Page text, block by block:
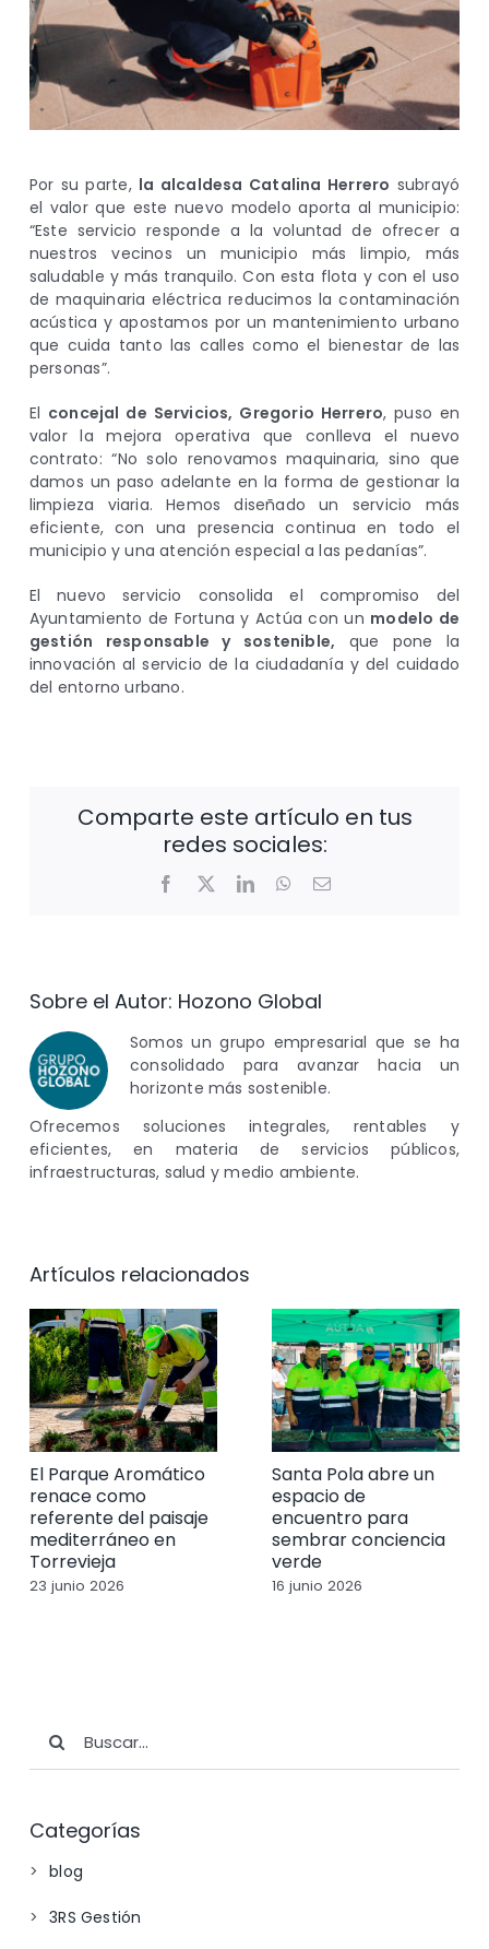
Por su parte, la alcaldesa Catalina Herrero subrayó
el valor que este nuevo modelo aporta al municipio:
“Este servicio responde a la voluntad de ofrecer a
nuestros vecinos un municipio más limpio, más
saludable y más tranquilo. Con esta flota y con el uso
de maquinaria eléctrica reducimos la contaminación
acústica y apostamos por un mantenimiento urbano
que cuida tanto las calles como el bienestar de las
personas”.
El concejal de Servicios, Gregorio Herrero, puso en
valor la mejora operativa que conlleva el nuevo
contrato: “No solo renovamos maquinaria, sino que
damos un paso adelante en la forma de gestionar la
limpieza viaria. Hemos diseñado un servicio más
eficiente, con una presencia continua en todo el
municipio y una atención especial a las pedanías”.
El nuevo servicio consolida el compromiso del
Ayuntamiento de Fortuna y Actúa con un modelo de
gestión responsable y sostenible, que pone la
innovación al servicio de la ciudadanía y del cuidado
del entorno urbano.
Comparte este artículo en tus
redes sociales:
Facebook
X LinkedInWhatsApp
Correo
Sobre el Autor: Hozono Global
Somos un grupo empresarial que se ha
consolidado para avanzar hacia un
horizonte más sostenible.
Ofrecemos soluciones integrales, rentables y
eficientes, en materia de servicios públicos,
infraestructuras, salud y medio ambiente.
Artículos relacionados
El Parque Aromático
renace como
referente del paisaje
mediterráneo en
Torrevieja
23 junio 2026
Santa Pola abre un
espacio de
encuentro para
sembrar conciencia
verde
16 junio 2026
Categorías
blog
3RS Gestión